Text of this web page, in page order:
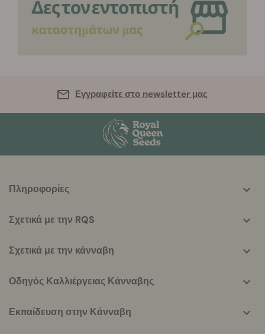
Εγγραφείτε στο newsletter μας
helpful
Πληροφορίες
Σχετικά με την RQS
Σχετικά με την κάνναβη
Οδηγός Καλλιέργειας Κάνναβης
Εκπαίδευση στην Κάνναβη